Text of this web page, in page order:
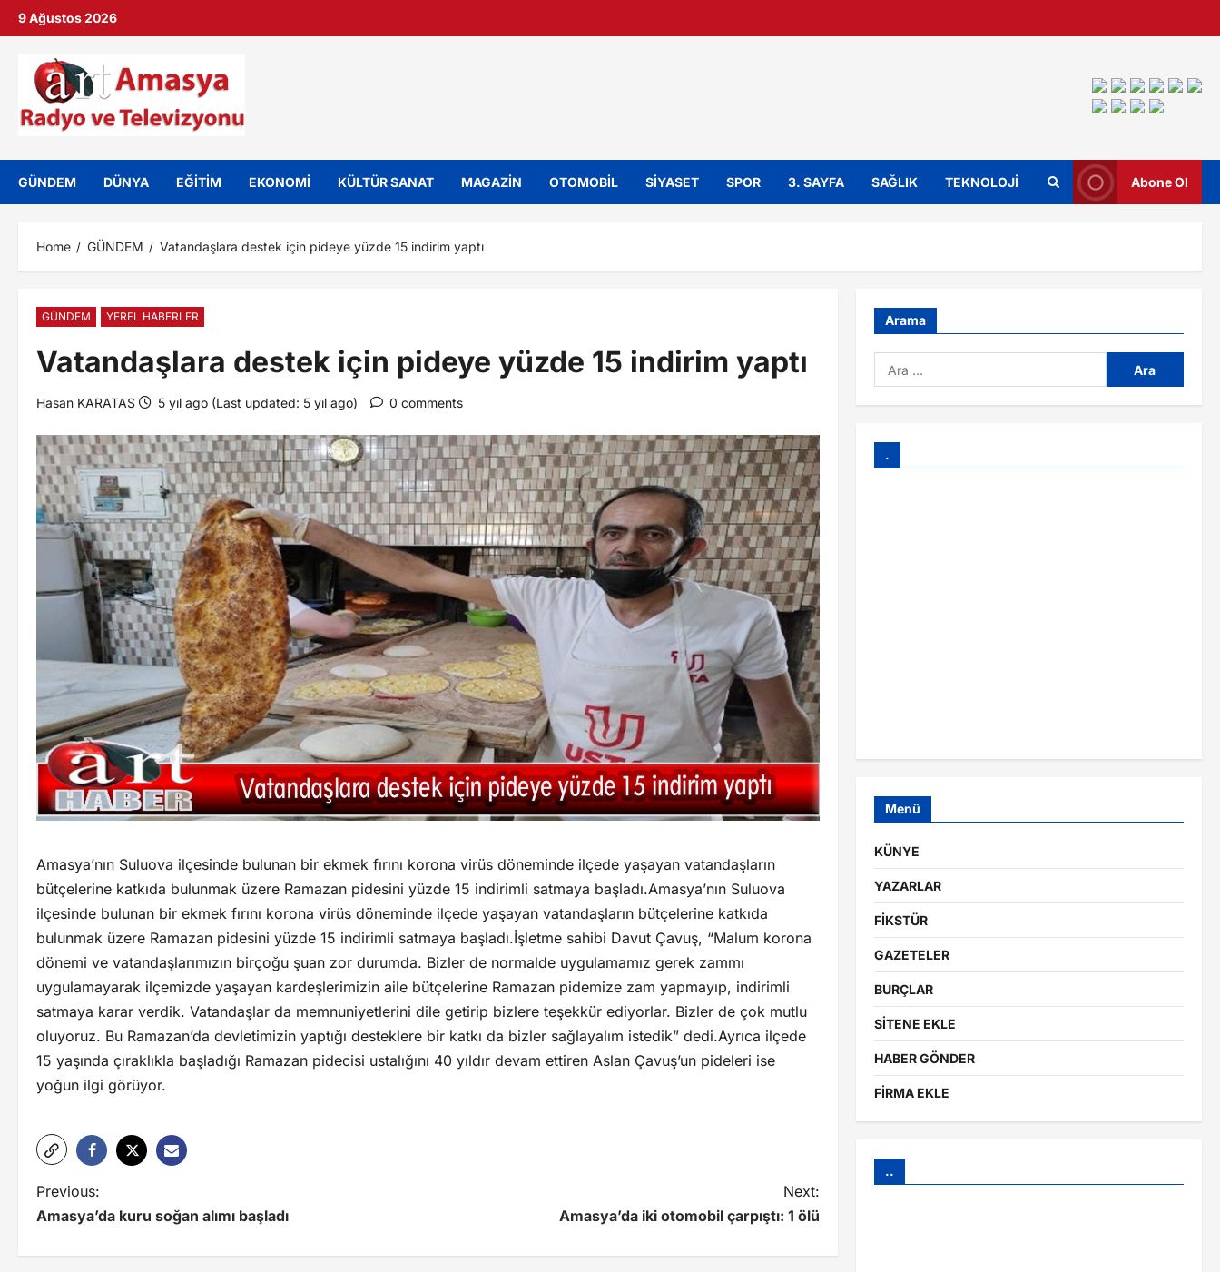
9 Ağustos 2026
GÜNDEM DÜNYA EĞİTİM EKONOMİ KÜLTÜR SANAT MAGAZİN OTOMOBİL SİYASET SPOR 3. SAYFA SAĞLIK TEKNOLOJİ Abone Ol
Home GÜNDEM Vatandaşlara destek için pideye yüzde 15 indirim yaptı
GÜNDEM YEREL HABERLER
Vatandaşlara destek için pideye yüzde 15 indirim yaptı
Hasan KARATAS 5 yıl ago (Last updated: 5 yıl ago) 0 comments
Amasya’nın Suluova ilçesinde bulunan bir ekmek fırını korona virüs döneminde ilçede yaşayan vatandaşların
bütçelerine katkıda bulunmak üzere Ramazan pidesini yüzde 15 indirimli satmaya başladı.Amasya’nın Suluova
ilçesinde bulunan bir ekmek fırını korona virüs döneminde ilçede yaşayan vatandaşların bütçelerine katkıda
bulunmak üzere Ramazan pidesini yüzde 15 indirimli satmaya başladı.İşletme sahibi Davut Çavuş, “Malum korona
dönemi ve vatandaşlarımızın birçoğu şuan zor durumda. Bizler de normalde uygulamamız gerek zammı
uygulamayarak ilçemizde yaşayan kardeşlerimizin aile bütçelerine Ramazan pidemize zam yapmayıp, indirimli
satmaya karar verdik. Vatandaşlar da memnuniyetlerini dile getirip bizlere teşekkür ediyorlar. Bizler de çok mutlu
oluyoruz. Bu Ramazan’da devletimizin yaptığı desteklere bir katkı da bizler sağlayalım istedik” dedi.Ayrıca ilçede
15 yaşında çıraklıkla başladığı Ramazan pidecisi ustalığını 40 yıldır devam ettiren Aslan Çavuş’un pideleri ise
yoğun ilgi görüyor.
Previous:
Amasya’da kuru soğan alımı başladı
Next:
Amasya’da iki otomobil çarpıştı: 1 ölü
Arama
.
Menü
KÜNYE
YAZARLAR
FİKSTÜR
GAZETELER
BURÇLAR
SİTENE EKLE
HABER GÖNDER
FİRMA EKLE
..